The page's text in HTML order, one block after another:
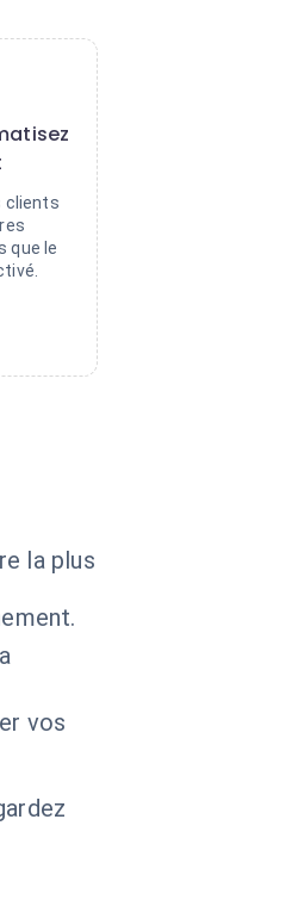
clients
que le
la plus
vos